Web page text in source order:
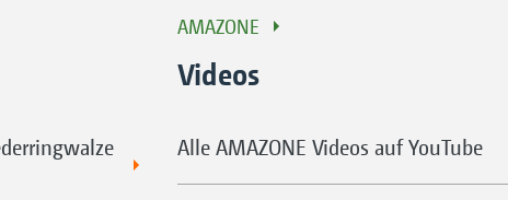
AMAZONE
Videos
Alle AMAZONE Videos auf YouTube